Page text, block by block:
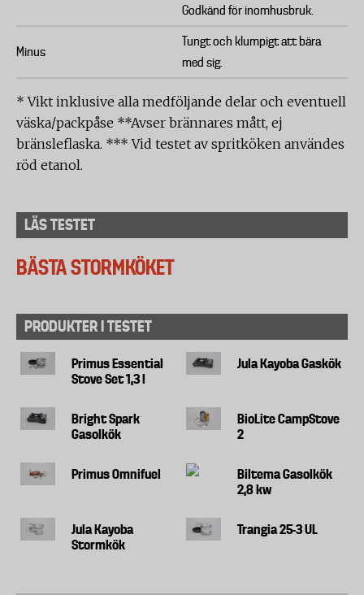
Godkänd för inomhusbruk.
Minus
Tungt och klumpigt att bära
med sig.
* Vikt inklusive alla medföljande delar och eventuell
väska/packpåse **Avser brännares mått, ej
bränsleflaska. *** Vid testet av spritköken användes
röd etanol.
LÄS TESTET
BÄSTA STORMKÖKET
PRODUKTER I TESTET
Primus Essential
Stove Set 1,3 l
Jula Kayoba Gaskök
Bright Spark
Gasolkök
BioLite CampStove
2
Primus Omnifuel
Biltema Gasolkök
2,8 kw
Jula Kayoba
Stormkök
Trangia 25-3 UL